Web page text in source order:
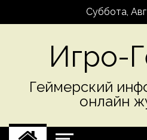
Суббота,
Игро-
Геймерский
онлайн